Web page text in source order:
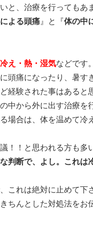
と、治療を行ってもあ
よる頭痛 』 と 『体の中
冷え・熱・湿気などです。
頭痛になったり、暑す
経験された事はあると
中から外に出す治療を
場合は、体を温めて冷
！！と思われる方も多
判断で、よし。これは
これは絶対に止めて下
ちんとした対処法をお